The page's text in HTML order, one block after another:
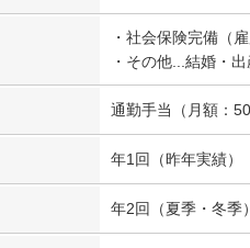
・社会保険完備（
・その他...結婚・
通勤手当（月額：
年1回（昨年実績）
年2回（夏季・冬季）